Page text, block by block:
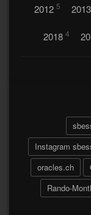
2012 5 2013
2018 4
A
Instagram
oracles.ch
Rando-